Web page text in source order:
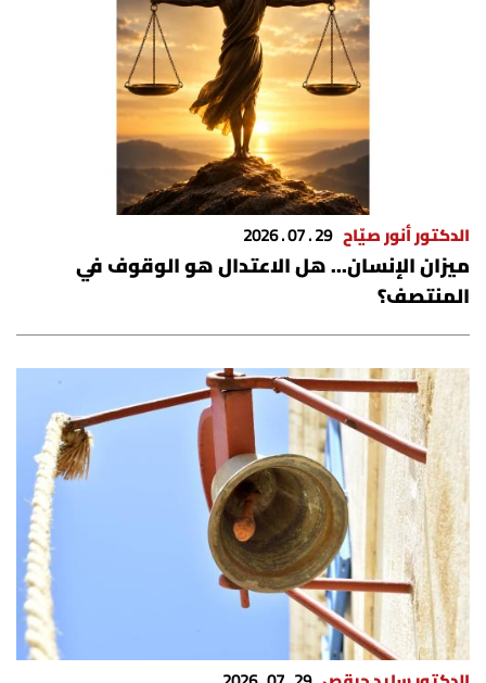
الدكتور أنور صيّاح 29 . 07 . 2026
ميزان الإنسان... هل الاعتدال هو الوقوف في
المنتصف؟